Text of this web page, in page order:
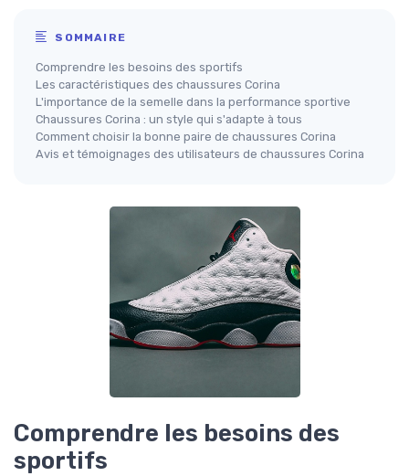
SOMMAIRE
Comprendre les besoins des sportifs
Les caractéristiques des chaussures Corina
L'importance de la semelle dans la performance sportive
Chaussures Corina : un style qui s'adapte à tous
Comment choisir la bonne paire de chaussures Corina
Avis et témoignages des utilisateurs de chaussures Corina
Comprendre les besoins des
sportifs